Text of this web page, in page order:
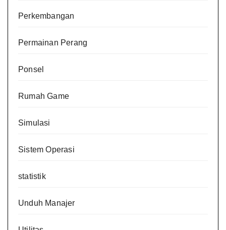
Perkembangan
Permainan Perang
Ponsel
Rumah Game
Simulasi
Sistem Operasi
statistik
Unduh Manajer